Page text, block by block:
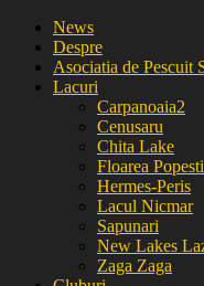
News
Despre
Asociatia de Pescuit
Lacuri
Carpanoaia2
Cenusaru
Chita Lake
Floarea
Hermes-Peris
Lacul Nicmar
Sapunari
New Lakes
Zaga Zaga